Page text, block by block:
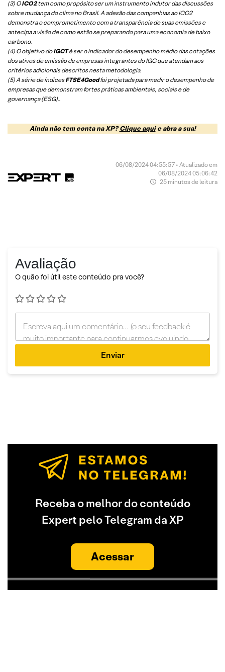
(3) OICO2tem como propósito ser um instrumento indutor das discussões
sobre mudança do clima no Brasil. A adesão das companhias ao ICO2
demonstra o comprometimento com a transparência de suas emissões e
antecipa a visão de como estão se preparando para uma economia de baixo
carbono.
(4) O objetivo doIGCTé ser o indicador do desempenho médio das cotações
dos ativos de emissão de empresas integrantes do IGC que atendam aos
critérios adicionais descritos nesta metodologia.
(5) A série de índicesFTSE4Goodfoi projetada para medir o desempenho de
empresas que demonstram fortes práticas ambientais, sociais e de
governança (ESG)..
Ainda não tem conta na XP?Clique aquie abra a sua!
06/08/2024 04:55:57 • Atualizado em
06/08/2024 05:06:42
25 minutos de leitura
Avaliação
O quão foi útil este conteúdo pra você?
Enviar
Receba o melhor do conteúdo
Expert pelo Telegram da XP
Acessar